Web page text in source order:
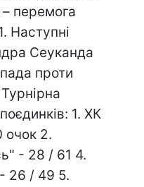
перемога
Наступні
Сеуканда
проти
1. ХК
очок 2.
- 28 / 61 4.
26 / 49 5.